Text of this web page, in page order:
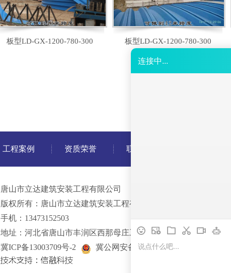
板型LD-GX-1200-780-300 板型LD-GX-1200-780-300
工程案例 资质荣誉 联系我们
唐山市立达建筑安装工程有限公司
版权所有：唐山市立达建筑安装工程有限公司
手机：13473152503
地址：河北省唐山市丰润区西那母庄工业园区
冀ICP备13003709号-2
冀公网安备 13020802000296号